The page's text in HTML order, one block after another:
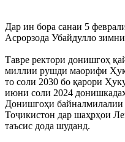
Дар ин бора санаи 5
Асрорзода Убайдулло
Тавре ректори донишгоҳ
миллии рушди маорифи
то соли 2030 бо қарори
июни соли 2024
Донишгоҳи байналмилалии
Тоҷикистон дар шаҳрҳои
таъсис дода шуданд.